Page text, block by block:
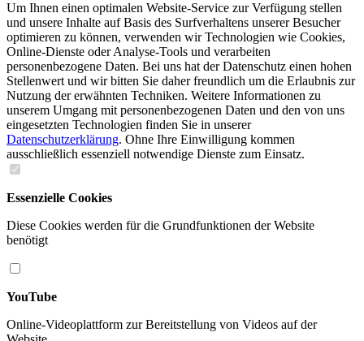
Um Ihnen einen optimalen Website-Service zur Verfügung stellen
und unsere Inhalte auf Basis des Surfverhaltens unserer Besucher
optimieren zu können, verwenden wir Technologien wie Cookies,
Online-Dienste oder Analyse-Tools und verarbeiten
personenbezogene Daten. Bei uns hat der Datenschutz einen hohen
Stellenwert und wir bitten Sie daher freundlich um die Erlaubnis zur
Nutzung der erwähnten Techniken. Weitere Informationen zu
unserem Umgang mit personenbezogenen Daten und den von uns
eingesetzten Technologien finden Sie in unserer
Datenschutzerklärung. Ohne Ihre Einwilligung kommen
ausschließlich essenziell notwendige Dienste zum Einsatz.
Essenzielle Cookies
Diese Cookies werden für die Grundfunktionen der Website
benötigt
YouTube
Online-Videoplattform zur Bereitstellung von Videos auf der